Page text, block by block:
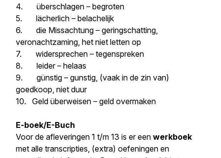
4. überschlagen – begroten
5. lächerlich – belachelijk
6. die Missachtung – geringschatting,
veronachtzaming, het niet letten op
7. widersprechen – tegenspreken
8. leider – helaas
9. günstig – gunstig, (vaak in de zin van)
goedkoop, niet duur
10. Geld überweisen – geld overmaken
E-boek/E-Buch
Voor de afleveringen 1 t/m 13 is er een werkboek
met alle transcripties, (extra) oefeningen en